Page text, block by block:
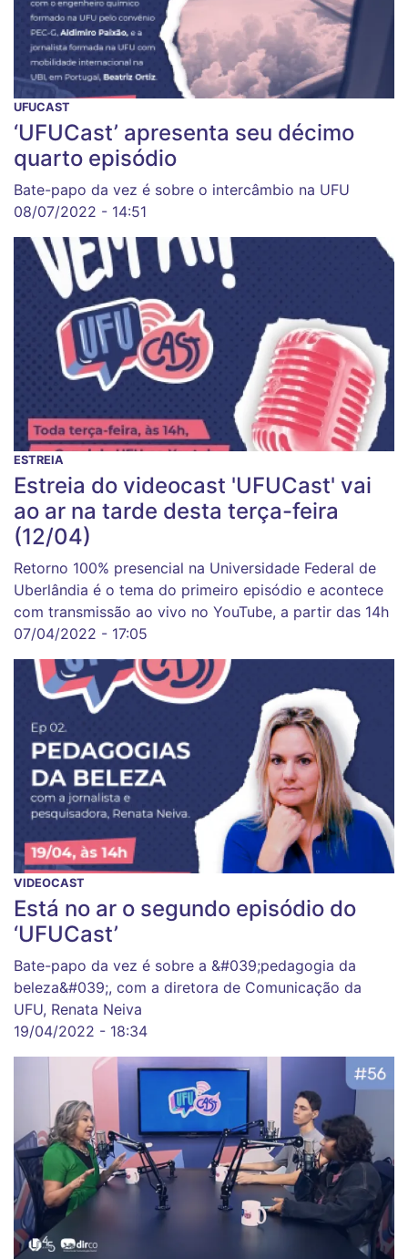
UFUCAST
‘UFUCast’ apresenta seu décimo
quarto episódio
Bate-papo da vez é sobre o intercâmbio na UFU
08/07/2022 - 14:51
ESTREIA
Estreia do videocast 'UFUCast' vai
ao ar na tarde desta terça-feira
(12/04)
Retorno 100% presencial na Universidade Federal de
Uberlândia é o tema do primeiro episódio e acontece
com transmissão ao vivo no YouTube, a partir das 14h
07/04/2022 - 17:05
VIDEOCAST
Está no ar o segundo episódio do
‘UFUCast’
Bate-papo da vez é sobre a &#039;pedagogia da
beleza&#039;, com a diretora de Comunicação da
UFU, Renata Neiva
19/04/2022 - 18:34